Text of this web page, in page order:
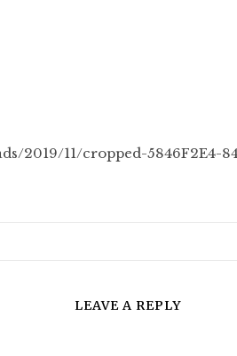
2019/11/cropped-5846F2E4-
LEAVE A REPLY